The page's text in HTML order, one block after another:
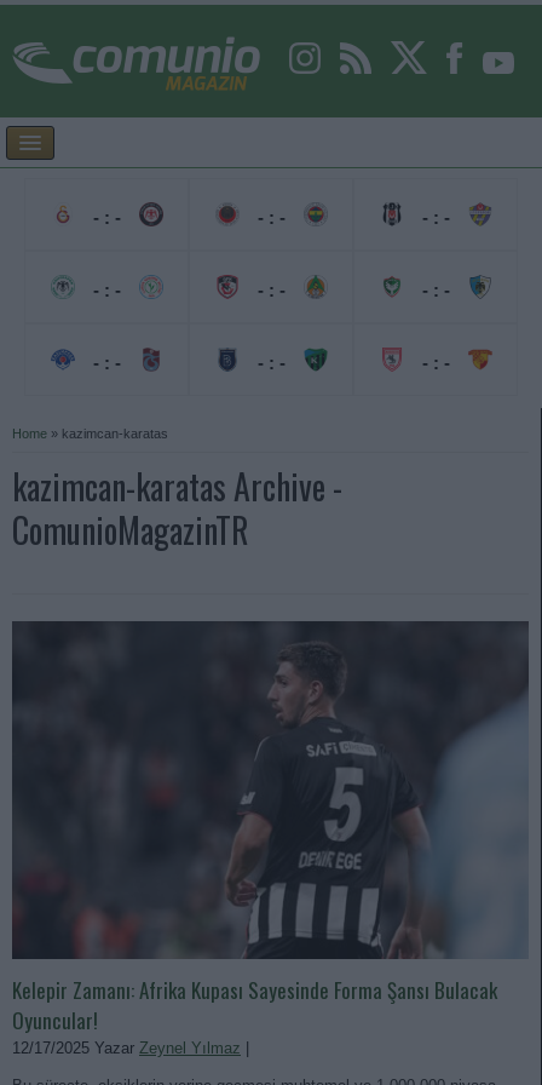
- : -
- : -
- : -
- : -
- : -
- : -
- : -
- : -
- : -
Home » kazimcan-karatas
kazimcan-karatas Archive -
ComunioMagazinTR
Kelepir Zamanı: Afrika Kupası Sayesinde Forma Şansı Bulacak
Oyuncular!
12/17/2025 Yazar Zeynel Yılmaz